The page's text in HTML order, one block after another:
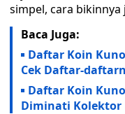
simpel, cara
Baca Juga:
Daftar Koin
Cek Daftar-
Daftar Koin
Diminati Kolektor